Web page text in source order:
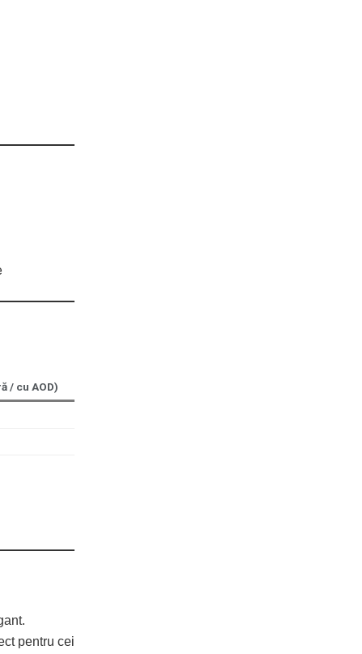
/ cu AOD)
pentru cei